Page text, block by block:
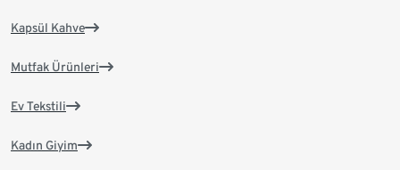
Kapsül Kahve
Mutfak Ürünleri
Ev Tekstili
Kadın Giyim